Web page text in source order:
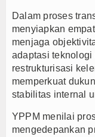
Dalam proses
menyiapkan
menjaga
adaptasi teknologi
restrukturisasi
memperkuat
stabilitas internal
YPPM menilai
mengedepankan